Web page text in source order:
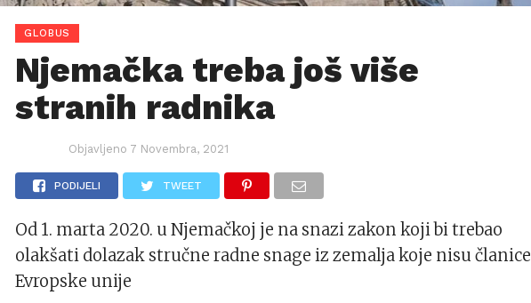
GLOBUS
Njemačka treba još više
stranih radnika
Objavljeno 7 Novembra, 2021
PODIJELI TWEET
Od 1. marta 2020. u Njemačkoj je na snazi zakon koji bi trebao
olakšati dolazak stručne radne snage iz zemalja koje nisu članice
Evropske unije